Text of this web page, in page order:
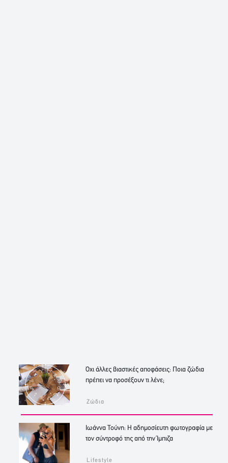
Όχι άλλες βιαστικές αποφάσεις: Ποια ζώδια
πρέπει να προσέξουν τι λένε;
Ζώδια
Ιωάννα Τούνη: Η αδημοσίευτη φωτογραφία με
τον σύντροφό της από την Ίμπιζα
Lifestyle